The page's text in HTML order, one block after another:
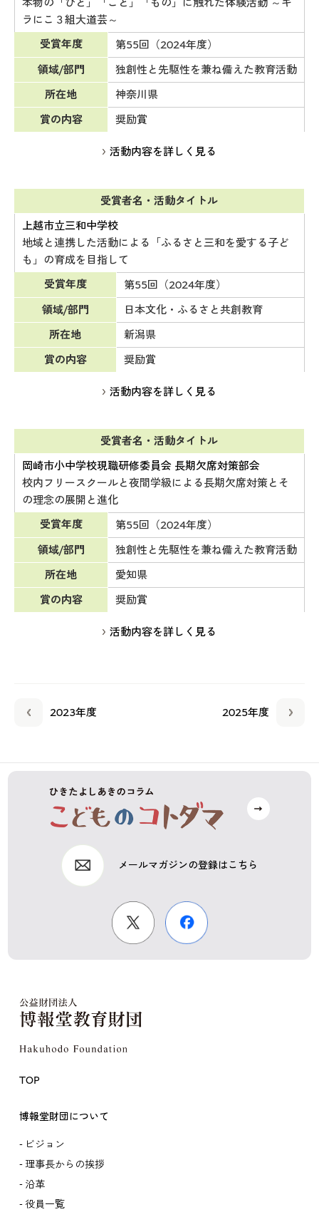
本物の「ひと」「こと」「もの」に触れた体験活動 ～キ
ラにこ３組大道芸～
受賞年度
第55回（2024年度）
領域/部門
独創性と先駆性を兼ね備えた教育活動
所在地
神奈川県
賞の内容
奨励賞
活動内容を詳しく見る
受賞者名・活動タイトル
上越市立三和中学校
地域と連携した活動による「ふるさと三和を愛する子ど
も」の育成を目指して
受賞年度
第55回（2024年度）
領域/部門
日本文化・ふるさと共創教育
所在地
新潟県
賞の内容
奨励賞
活動内容を詳しく見る
受賞者名・活動タイトル
岡崎市小中学校現職研修委員会 長期欠席対策部会
校内フリースクールと夜間学級による長期欠席対策とそ
の理念の展開と進化
受賞年度
第55回（2024年度）
領域/部門
独創性と先駆性を兼ね備えた教育活動
所在地
愛知県
賞の内容
奨励賞
活動内容を詳しく見る
2023年度 2025年度
メールマガジンの登録はこちら
TOP
博報堂財団について
ビジョン
理事長からの挨拶
沿革
役員一覧